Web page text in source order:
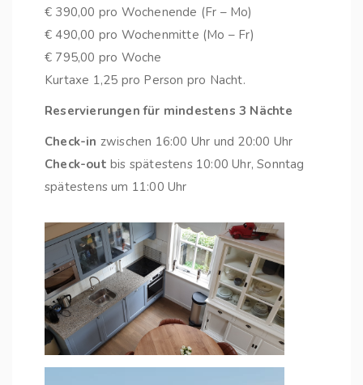
€ 390,00 pro Wochenende (Fr – Mo)
€ 490,00 pro Wochenmitte (Mo – Fr)
€ 795,00 pro Woche
Kurtaxe 1,25 pro Person pro Nacht.
Reservierungen für mindestens 3 Nächte
Check-in zwischen 16:00 Uhr und 20:00 Uhr
Check-out bis spätestens 10:00 Uhr, Sonntag
spätestens um 11:00 Uhr